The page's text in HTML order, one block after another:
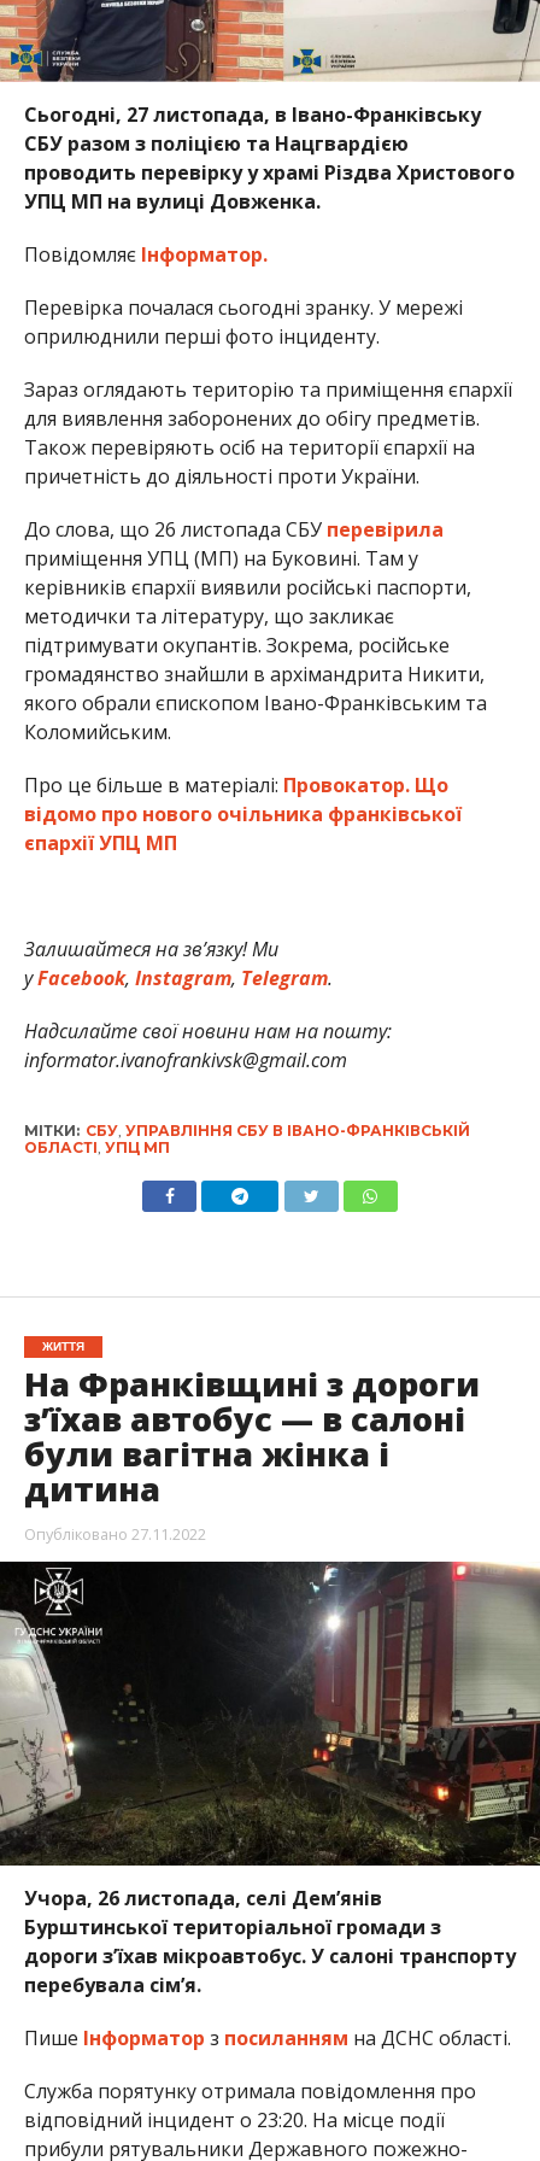
Сьогодні, 27 листопада, в Івано-Франківську
СБУ разом з поліцією та Нацгвардією
проводить перевірку у храмі Різдва Христового
УПЦ МП на вулиці Довженка.
ПовідомляєІнформатор.
Перевірка почалася сьогодні зранку. У мережі
оприлюднили перші фото інциденту.
Зараз оглядають територію та приміщення єпархії
для виявлення заборонених до обігу предметів.
Також перевіряють осіб на території єпархії на
причетність до діяльності проти України.
До слова, що 26 листопада СБУ перевірила
приміщення УПЦ (МП) на Буковині. Там у
керівників єпархії виявили російські паспорти,
методички та літературу, що закликає
підтримувати окупантів. Зокрема, російське
громадянство знайшли в архімандрита Никити,
якого обрали єпископом Івано-Франківським та
Коломийським.
Про це більше в матеріалі: Провокатор. Що
відомо про нового очільника франківської
єпархії УПЦ МП
Залишайтеся на зв’язку! Ми
уFacebook, Instagram, Telegram.
Надсилайте свої новини нам на пошту:
informator.ivanofrankivsk@gmail.com
МІТКИ: СБУ, УПРАВЛІННЯ СБУ В ІВАНО-ФРАНКІВСЬКІЙ
ОБЛАСТІ УПЦ МП
ЖИТТЯ
На Франківщині з дороги
з’їхав автобус — в салоні
були вагітна жінка і
дитина
Опубліковано 27.11.2022
Учора, 26 листопада, селі Дем’янів
Бурштинської територіальної громади з
дороги з’їхав мікроавтобус. У салоні транспорту
перебувала сім’я.
Пише Інформатор з посиланням на ДСНС області.
Служба порятунку отримала повідомлення про
відповідний інцидент о 23:20. На місце події
прибули рятувальники Державного пожежно-